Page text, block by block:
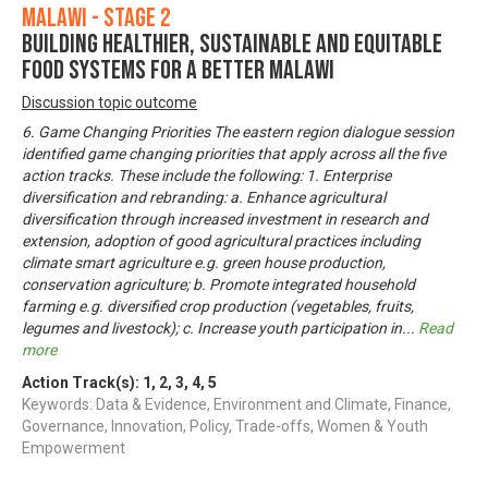
Malawi - Stage 2
Building Healthier, Sustainable and Equitable
Food Systems for a Better Malawi
Discussion topic outcome
6. Game Changing Priorities The eastern region dialogue session
identified game changing priorities that apply across all the five
action tracks. These include the following: 1. Enterprise
diversification and rebranding: a. Enhance agricultural
diversification through increased investment in research and
extension, adoption of good agricultural practices including
climate smart agriculture e.g. green house production,
conservation agriculture; b. Promote integrated household
farming e.g. diversified crop production (vegetables, fruits,
legumes and livestock); c. Increase youth participation in... Read
more
Action Track(s): 1 , 2, 3, 4, 5
Keywords: Data & Evidence, Environment and Climate, Finance,
Governance, Innovation, Policy, Trade-offs, Women & Youth
Empowerment